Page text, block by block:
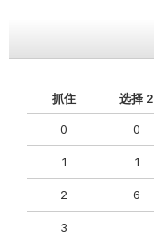
抓住 选择 2
0 0
1 1
2 6
3